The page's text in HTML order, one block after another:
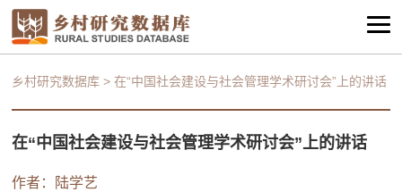
乡村研究数据库 >在“中国社会建设与社会管理学术研讨会”上的讲话
在“中国社会建设与社会管理学术研讨会”上的讲话
作者： 陆学艺